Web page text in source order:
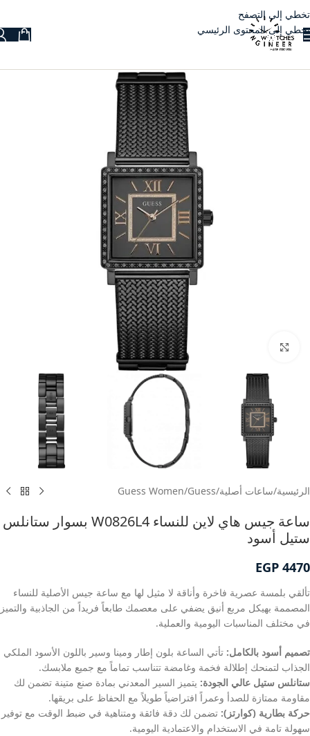
تخطي إلى التصفح
تخطي إلى المحتوى الرئيسي
الرئيسية/ساعات أصلية/
Guess
/
Guess Women
ساعة جيس هاي لاين للنساء W0826L4 بسوار ستانلس
ستيل أسود
EGP 4470
تألقي بلمسة عصرية فاخرة وأناقة لا مثيل لها مع ساعة جيس الأصلية للنساء
المصممة بهيكل مربع أنيق يضفي على معصمك طابعاً فريداً من الجاذبية والتميز
في مختلف المناسبات اليومية والعملية.
تصميم أسود بالكامل: تأتي الساعة بلون إطار ومينا وسير باللون الأسود الملكي
الجذاب لتمنحك إطلالة فخمة وغامضة تتناسب تماماً مع جميع ملابسك.
ستانلس ستيل عالي الجودة: يتميز السير المعدني بمادة صنع متينة تضمن لك
مقاومة ممتازة للصدأ وعمراً افتراضياً طويلاً مع الحفاظ على بريقها.
حركة بطارية (كوارتز): تضمن لك دقة فائقة ومتناهية في ضبط الوقت مع توفير
سهولة تامة في الاستخدام والاعتمادية اليومية.